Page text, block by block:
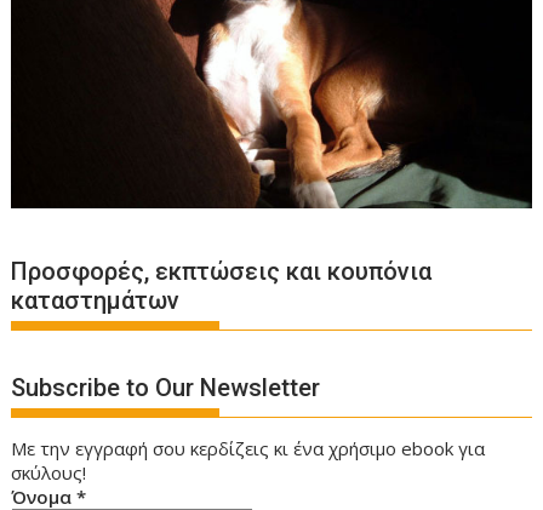
Προσφορές, εκπτώσεις και κουπόνια
καταστημάτων
Subscribe to Our Newsletter
Με την εγγραφή σου κερδίζεις κι ένα χρήσιμο ebook για
σκύλους!
Όνομα*